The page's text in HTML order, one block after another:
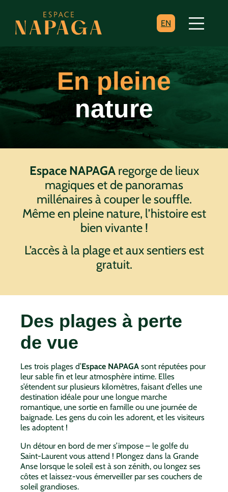
EN
En pleine
nature
Espace NAPAGAregorge de lieux
magiques et de panoramas
millénaires à couper le souffle.
Même en pleine nature, l’histoire est
bien vivante !
L’accès à la plage et aux sentiers est
gratuit.
Des plages à perte
de vue
Les trois plages d’Espace NAPAGA sont réputées pour
leur sable fin et leur atmosphère intime. Elles
s’étendent sur plusieurs kilomètres, faisant d’elles une
destination idéale pour une longue marche
romantique, une sortie en famille ou une journée de
baignade. Les gens du coin les adorent, et les visiteurs
les adoptent !
Un détour en bord de mer s’impose – le golfe du
Saint-Laurent vous attend ! Plongez dans la Grande
Anse lorsque le soleil est à son zénith, ou longez ses
côtes et laissez-vous émerveiller par ses couchers de
soleil grandioses.